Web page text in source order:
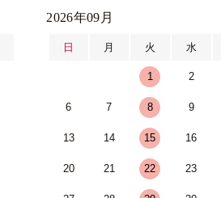
2026年09月
日 月 火 水
1 2
6 7 8 9
13 14 15 16
20 21 22 23